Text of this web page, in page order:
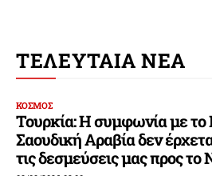
ΤΕΛΕΥΤΑΙΑ ΝΕΑ
ΚΟΣΜΟΣ
Τουρκία: Η συμφωνία με το
Σαουδική Αραβία δεν
τις δεσμεύσεις μας προς